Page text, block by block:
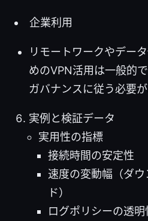
企業利用
リモートワークやデー
めのVPN活用は一般的
ガバナンスに従う必要が
実例と検証データ
実用性の指標
接続時間の安定性
速度の変動幅（ダウ
ド）
ログポリシーの透